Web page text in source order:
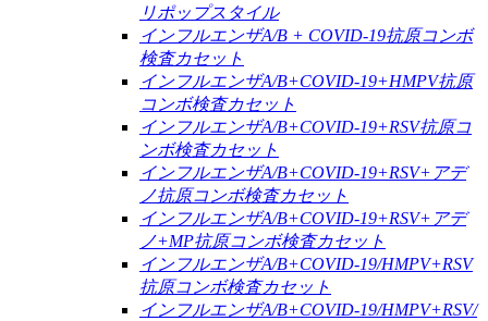
リポップスタイル
インフルエンザA/B + COVID-19抗原コンボ
検査カセット
インフルエンザA/B+COVID-19+HMPV抗原
コンボ検査カセット
インフルエンザA/B+COVID-19+RSV抗原コ
ンボ検査カセット
インフルエンザA/B+COVID-19+RSV+アデ
ノ抗原コンボ検査カセット
インフルエンザA/B+COVID-19+RSV+アデ
ノ+MP抗原コンボ検査カセット
インフルエンザA/B+COVID-19/HMPV+RSV
抗原コンボ検査カセット
インフルエンザA/B+COVID-19/HMPV+RSV/